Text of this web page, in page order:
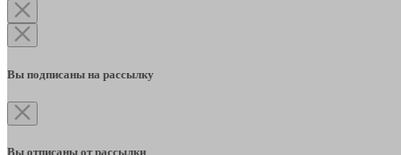
Вы подписаны на рассылку
Вы отписаны от рассылки